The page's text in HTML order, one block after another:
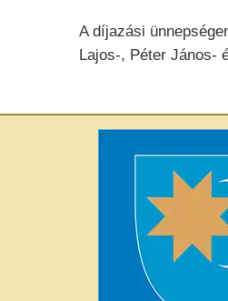
A díjazási
Lajos-, Péter János-